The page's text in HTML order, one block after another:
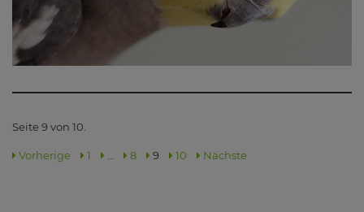
Seite 9 von 10.
Vorherige 1 … 8 9 10 Nächste